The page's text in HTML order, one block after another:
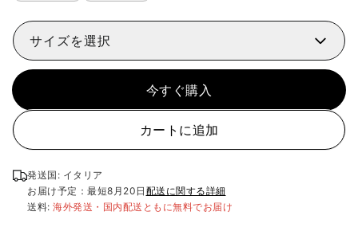
サイズを選択
今すぐ購入
カートに追加
発送国: イタリア
お届け予定：最短8月20日 配送に関する詳細
送料: 海外発送・国内配送ともに無料でお届け